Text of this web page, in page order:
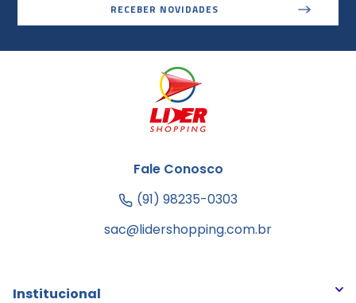
RECEBER NOVIDADES
Fale Conosco
(91) 98235-0303
sac@lidershopping.com.br
Institucional